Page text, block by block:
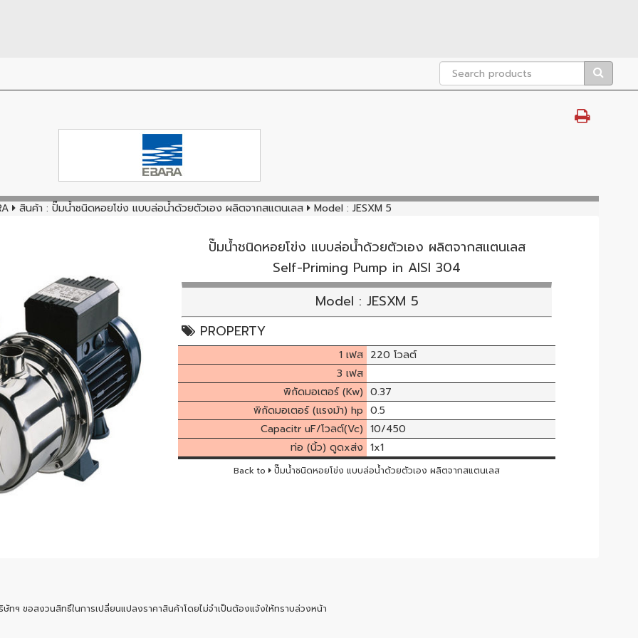
สินค้า : ปั๊มน้ำชนิดหอยโข่ง แบบล่อน้ำด้วยตัวเอง ผลิตจากสแตนเลส Model : JESXM 5
ปั๊มน้ำชนิดหอยโข่ง แบบล่อน้ำด้วยตัวเอง ผลิตจากสแตนเลส
Self-Priming Pump in AISI 304
Model : JESXM 5
PROPERTY
1 เฟส 220 โวลต์
3 เฟส
พิกัดมอเตอร์ (Kw) 0.37
พิกัดมอเตอร์ (แรงม้า) hp 0.5
Capacitr uF/โวลต์(Vc) 10/450
ท่อ (นิ้ว) ดูดxส่ง 1x1
Back to ปั๊มน้ำชนิดหอยโข่ง แบบล่อน้ำด้วยตัวเอง ผลิตจากสแตนเลส
ษัทฯ ขอสงวนสิทธิ์ในการเปลี่ยนแปลงราคาสินค้าโดยไม่จำเป็นต้องแจ้งให้ทราบล่วงหน้า